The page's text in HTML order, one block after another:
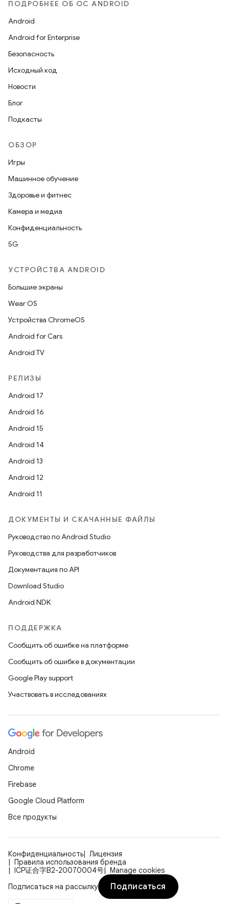
ПОДРОБНЕЕ ОБ ОС ANDROID
Android
Android for Enterprise
Безопасность
Исходный код
Новости
Блог
Подкасты
ОБЗОР
Игры
Машинное обучение
Здоровье и фитнес
Камера и медиа
Конфиденциальность
5G
УСТРОЙСТВА ANDROID
Большие экраны
Wear OS
Устройства ChromeOS
Android for Cars
Android TV
РЕЛИЗЫ
Android 17
Android 16
Android 15
Android 14
Android 13
Android 12
Android 11
ДОКУМЕНТЫ И СКАЧАННЫЕ ФАЙЛЫ
Руководство по Android Studio
Руководства для разработчиков
Документация по API
Download Studio
Android NDK
ПОДДЕРЖКА
Сообщить об ошибке на платформе
Сообщить об ошибке в документации
Google Play support
Участвовать в исследованиях
Android
Chrome
Firebase
Google Cloud Platform
Все продукты
Конфиденциальность
Лицензия
Правила использования бренда
ICP证合字B2-20070004号
Manage cookies
Подписаться на рассылку
Подписаться